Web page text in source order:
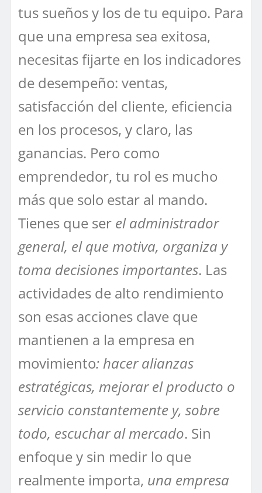
tus sueños y los de tu equipo. Para
que una empresa sea exitosa,
necesitas fijarte en los indicadores
de desempeño: ventas,
satisfacción del cliente, eficiencia
en los procesos, y claro, las
ganancias. Pero como
emprendedor, tu rol es mucho
más que solo estar al mando.
Tienes que ser el administrador
general, el que motiva, organiza y
toma decisiones importantes. Las
actividades de alto rendimiento
son esas acciones clave que
mantienen a la empresa en
movimiento: hacer alianzas
estratégicas, mejorar el producto o
servicio constantemente y, sobre
todo, escuchar al mercado. Sin
enfoque y sin medir lo que
realmente importa, una empresa